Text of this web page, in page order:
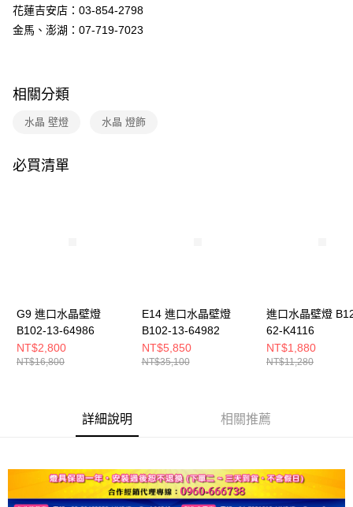
２．訂單成立數日內，您將收到繳費通知簡訊。
ATM／網路銀行／等多元方式進行付款，方視為交易完成。
※ 交易是否成功請以「AFTEE先享後付 」之結帳頁面顯示為準，若有關於
客戶支援中心」
https://netprotections.freshdesk.com/support/home
１．透過由恩沛科技股份有限公司提供之「AFTEE先享後付」服務完成之交
５．嚴禁一人註冊多個帳號或使用他人資訊註冊。若發現惡意使用之情形，
恩沛科技股份有限公司將有權停止該用戶之使用額度並採取法律行動。
花蓮吉安店：03-854-2798
金馬、澎湖：07-719-7023
相關分類
水晶 壁燈 水晶 燈飾
必買清單
G9 進口水晶壁燈
B102-13-64986
NT$2,800
NT$16,800
E14 進口水晶壁燈
B102-13-64982
NT$5,850
NT$35,100
進口水晶壁燈
62-K4116
NT$1,880
NT$11,280
詳細說明 相關推薦